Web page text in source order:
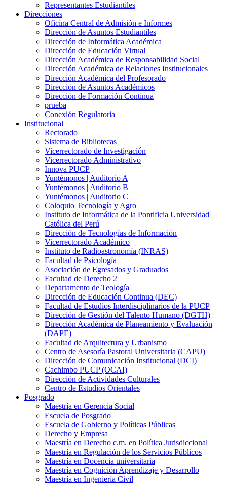
Representantes Estudiantiles
Direcciones
Oficina Central de Admisión e Informes
Dirección de Asuntos Estudiantiles
Dirección de Informática Académica
Dirección de Educación Virtual
Dirección Académica de Responsabilidad Social
Dirección Académica de Relaciones Institucionales
Dirección Académica del Profesorado
Dirección de Asuntos Académicos
Dirección de Formación Continua
prueba
Conexión Regulatoria
Institucional
Rectorado
Sistema de Bibliotecas
Vicerrectorado de Investigación
Vicerrectorado Administrativo
Innova PUCP
Yuntémonos | Auditorio A
Yuntémonos | Auditorio B
Yuntémonos | Auditorio C
Coloquio Tecnología y Agro
Instituto de Informática de la Pontificia Universidad
Católica del Perú
Dirección de Tecnologías de Información
Vicerrectorado Académico
Instituto de Radioastronomía (INRAS)
Facultad de Psicología
Asociación de Egresados y Graduados
Facultad de Derecho 2
Departamento de Teología
Dirección de Educación Continua (DEC)
Facultad de Estudios Interdisciplinarios de la PUCP
Dirección de Gestión del Talento Humano (DGTH)
Dirección Académica de Planeamiento y Evaluación
(DAPE)
Facultad de Arquitectura y Urbanismo
Centro de Asesoría Pastoral Universitaria (CAPU)
Dirección de Comunicación Institucional (DCI)
Cachimbo PUCP (OCAI)
Dirección de Actividades Culturales
Centro de Estudios Orientales
Posgrado
Maestría en Gerencia Social
Escuela de Posgrado
Escuela de Gobierno y Políticas Públicas
Derecho y Empresa
Maestría en Derecho c.m. en Política Jurisdiccional
Maestría en Regulación de los Servicios Públicos
Maestría en Docencia universitaria
Maestría en Cognición Aprendizaje y Desarrollo
Maestría en Ingeniería Civil